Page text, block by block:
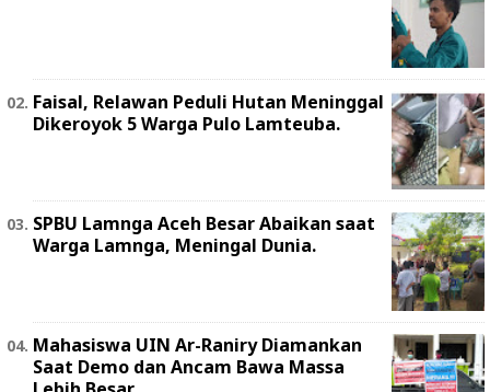
Faisal, Relawan Peduli Hutan Meninggal
Dikeroyok 5 Warga Pulo Lamteuba.
SPBU Lamnga Aceh Besar Abaikan saat
Warga Lamnga, Meningal Dunia.
Mahasiswa UIN Ar-Raniry Diamankan
Saat Demo dan Ancam Bawa Massa